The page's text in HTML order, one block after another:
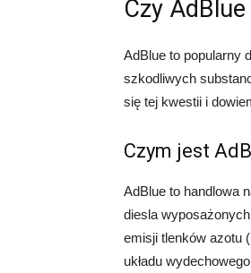
Czy
AdBlue to popularny
szkodliwych
się tej kwestii i
Czym jest
AdBlue to handlowa
diesla
emisji tlenków azotu
układu